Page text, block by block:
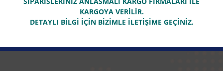
KARGOYA VERİLİR.
DETAYLI BİLGİ İÇİN BİZİMLE İLETİŞİME GEÇİNİZ.